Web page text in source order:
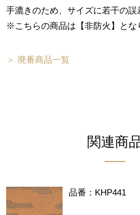
手漉きのため、サイズに若干の誤
※こちらの商品は【非防火】とな
＞ 廃番商品一覧
関連商
品番：KHP441